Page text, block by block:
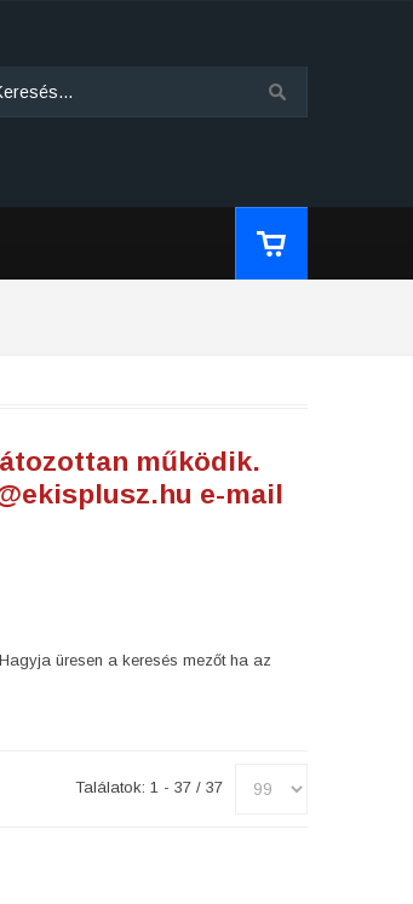
működik.
e-mail
Hagyja üresen a keresés mezőt ha az
Találatok: 1 - 37 / 37